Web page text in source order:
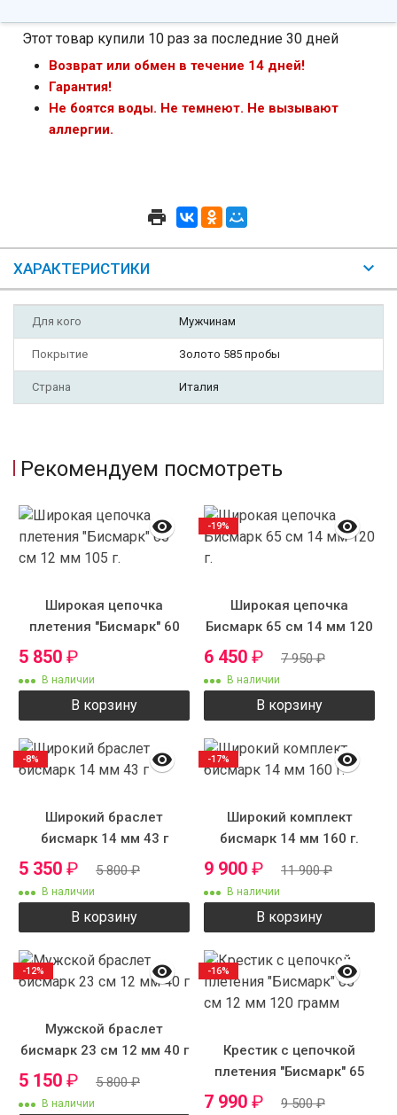
Этот товар купили 10 раз за последние 30 дней
Возврат или обмен в течение 14 дней!
Гарантия!
Не боятся воды. Не темнеют. Не вызывают
аллергии.
ХАРАКТЕРИСТИКИ
Для кого Мужчинам
Покрытие Золото 585 пробы
Страна Италия
Рекомендуем посмотреть
Широкая цепочка
плетения "Бисмарк" 60
см 12 мм 105 г.
5 850 ₽
В наличии
В корзину
Широкая цепочка
Бисмарк 65 см 14 мм 120
6 450 ₽ 7 950₽
В наличии
В корзину
-19%
Широкий браслет
бисмарк 14 мм 43 г
5 350 ₽ 5 800₽
В наличии
В корзину
-8%
Широкий комплект
бисмарк 14 мм 160 г.
9 900 ₽ 11 900₽
В наличии
В корзину
-17%
Мужской браслет
бисмарк 23 см 12 мм 40 г
5 150 ₽ 5 800₽
В наличии
-12%
Крестик с цепочкой
плетения "Бисмарк" 65
см 12 мм 120 грамм
7 990 ₽ 9 500₽
-16%